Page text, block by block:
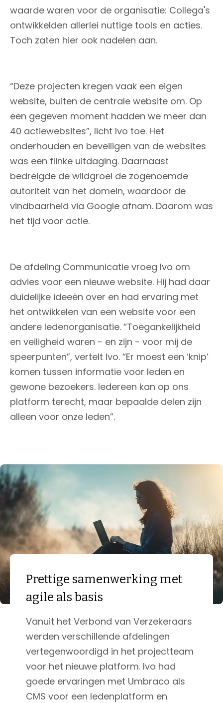
waarde waren voor de organisatie: Collega's
ontwikkelden allerlei nuttige tools en acties.
Toch zaten hier ook nadelen aan.
“Deze projecten kregen vaak een eigen
website, buiten de centrale website om. Op
een gegeven moment hadden we meer dan
40 actiewebsites”, licht Ivo toe. Het
onderhouden en beveiligen van de websites
was een flinke uitdaging. Daarnaast
bedreigde de wildgroei de zogenoemde
autoriteit van het domein, waardoor de
vindbaarheid via Google afnam. Daarom was
het tijd voor actie.
De afdeling Communicatie vroeg Ivo om
advies voor een nieuwe website. Hij had daar
duidelijke ideeën over en had ervaring met
het ontwikkelen van een website voor een
andere ledenorganisatie. “Toegankelijkheid
en veiligheid waren - en zijn - voor mij de
speerpunten”, vertelt Ivo. “Er moest een ‘knip’
komen tussen informatie voor leden en
gewone bezoekers. Iedereen kan op ons
platform terecht, maar bepaalde delen zijn
alleen voor onze leden”.
Prettige samenwerking met
agile als basis
Vanuit het Verbond van Verzekeraars
werden verschillende afdelingen
vertegenwoordigd in het projectteam
voor het nieuwe platform. Ivo had
goede ervaringen met Umbraco als
CMS voor een ledenplatform en